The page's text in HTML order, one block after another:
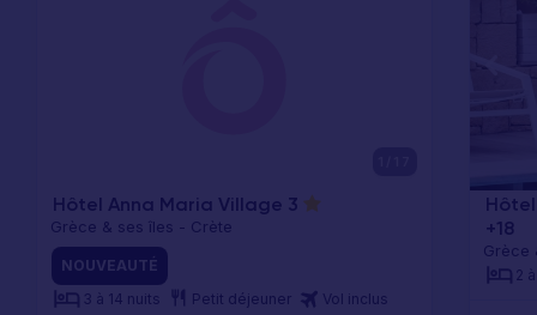
Hôtel Anna Maria Village 3
Grèce & ses îles - Crète
NOUVEAUTÉ
3 à 14 nuits
Petit déjeuner Vol inclus
+18
Grèce
2